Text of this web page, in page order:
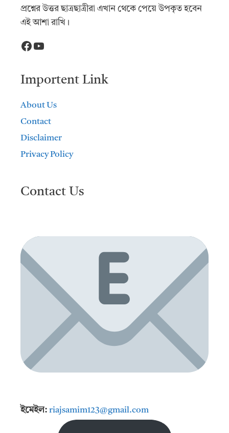
প্রশ্নের উত্তর ছাত্রছাত্রীরা এখান থেকে পেয়ে উপকৃত হবেন
এই আশা রাখি।
Facebook
YouTube
Importent Link
About Us
Contact
Disclaimer
Privacy Policy
Contact Us
ইমেইল: riajsamim123@gmail.com